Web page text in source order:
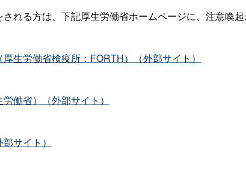
れる方は、下記厚生労働省ホームページに、注意喚
生労働省検疫所：FORTH）（外部サイト）
働省）（外部サイト）
サイト）